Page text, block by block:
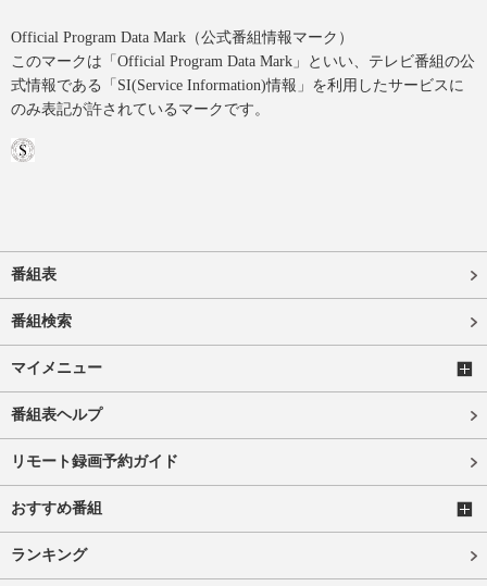
Official Program Data Mark（公式番組情報マーク）
このマークは「Official Program Data Mark」といい、テレビ番組の公
式情報である「SI(Service Information)情報」を利用したサービスに
のみ表記が許されているマークです。
番組表
番組検索
マイメニュー
番組表ヘルプ
リモート録画予約ガイド
おすすめ番組
ランキング